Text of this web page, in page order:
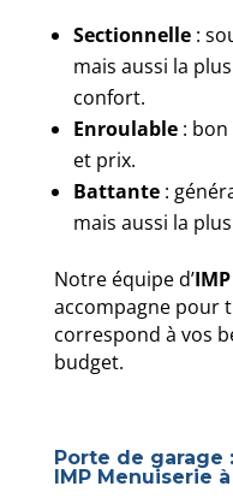
Sectionnelle:
mais aussi la
confort.
Enroulable: bon
et prix.
Battante:
mais aussi la
Notre équipe d’
accompagne pour
correspond à vos
budget.
Porte de garage
IMP Menuiserie